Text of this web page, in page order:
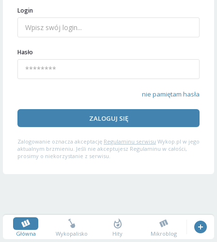
Login
Hasło
nie pamiętam hasła
ZALOGUJ SIĘ
Zalogowanie oznacza akceptację Regulaminu serwisu Wykop.pl w jego
aktualnym brzmieniu. Jeśli nie akceptujesz Regulaminu w całości,
prosimy o niekorzystanie z serwisu.
Główna Wykopalisko Hity Mikroblog